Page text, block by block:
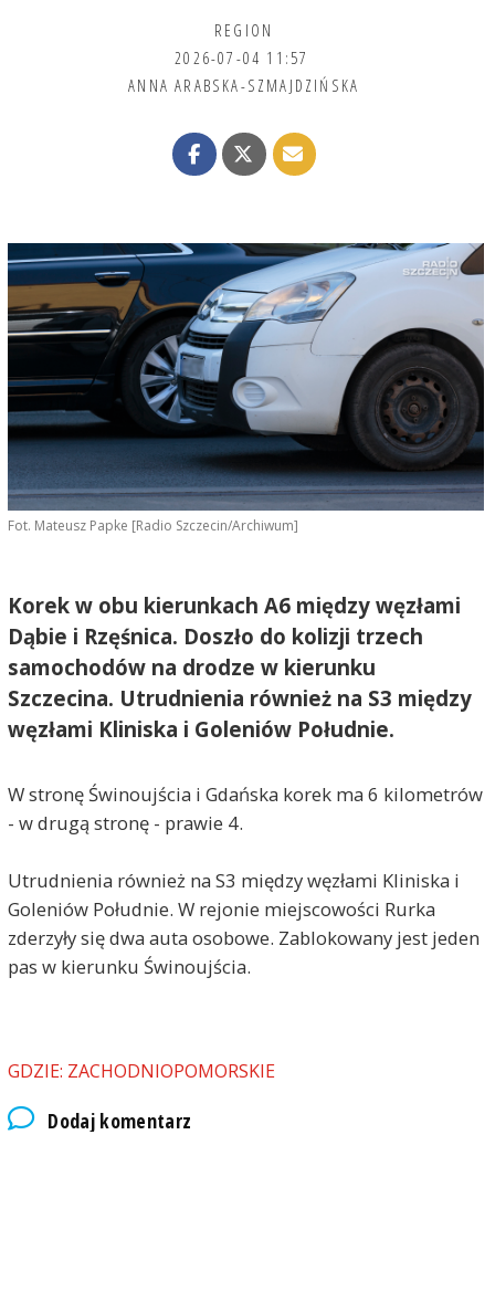
REGION
2026-07-04 11:57
ANNA ARABSKA-SZMAJDZIŃSKA
Fot. Mateusz Papke [Radio Szczecin/Archiwum]
Korek w obu kierunkach A6 między węzłami
Dąbie i Rzęśnica. Doszło do kolizji trzech
samochodów na drodze w kierunku
Szczecina. Utrudnienia również na S3 między
węzłami Kliniska i Goleniów Południe.
W stronę Świnoujścia i Gdańska korek ma 6 kilometrów
- w drugą stronę - prawie 4.
Utrudnienia również na S3 między węzłami Kliniska i
Goleniów Południe. W rejonie miejscowości Rurka
zderzyły się dwa auta osobowe. Zablokowany jest jeden
pas w kierunku Świnoujścia.
GDZIE: ZACHODNIOPOMORSKIE
Dodaj komentarz